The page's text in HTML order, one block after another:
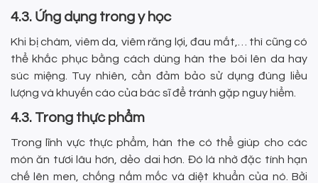
4.3. Ứng dụng trong y học
Khi bị chàm, viêm da, viêm răng lợi, đau mắt,… thì cũng có
thể khắc phục bằng cách dùng hàn the bôi lên da hay
súc miệng. Tuy nhiên, cần đảm bảo sử dụng đúng liều
lượng và khuyến cáo của bác sĩ để tránh gặp nguy hiểm.
4.3. Trong thực phẩm
Trong lĩnh vực thực phẩm, hàn the có thể giúp cho các
món ăn tươi lâu hơn, dẻo dai hơn. Đó là nhờ đặc tính hạn
chế lên men, chống nấm mốc và diệt khuẩn của nó. Bởi